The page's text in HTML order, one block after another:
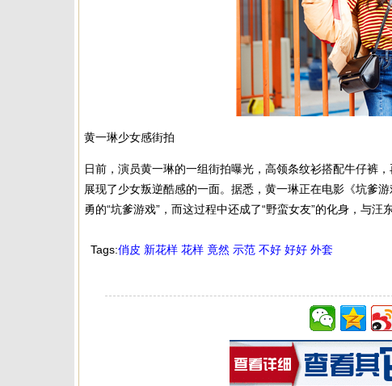
黄一琳少女感街拍
日前，演员黄一琳的一组街拍曝光，高领条纹衫搭配牛仔裤
展现了少女叛逆酷感的一面。据悉，黄一琳正在电影《坑爹
勇的“坑爹游戏”，而这过程中还成了“野蛮女友”的化身，与汪
Tags:俏皮 新花样 花样 竟然 示范 不好 好好 外套